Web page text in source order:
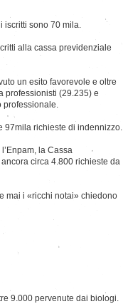
iscritti sono 70 mila.
alla cassa previdenziale
un esito favorevole e oltre
professionisti (29.235) e
professionale.
97mila richieste di indennizzo.
la Cassa
circa 4.800 richieste da
mai i «ricchi notai» chiedono
9.000 pervenute dai biologi.